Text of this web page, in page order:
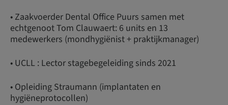
• Zaakvoerder Dental Office Puurs samen met
echtgenoot Tom Clauwaert: 6 units en 13
medewerkers (mondhygiënist + praktijkmanager)
• UCLL : Lector stagebegeleiding sinds 2021
• Opleiding Straumann (implantaten en
hygiëneprotocollen)